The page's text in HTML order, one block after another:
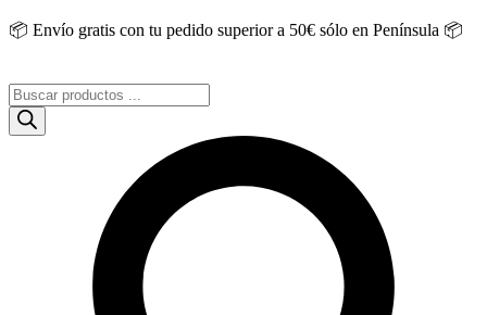
Saltar
al
📦 Envío gratis con tu pedido superior a 50€ sólo en Península 📦
Búsqueda
de
productos